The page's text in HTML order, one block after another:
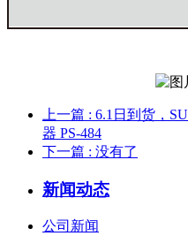
上一篇 : 6.1日到货，
器 PS-484
下一篇 : 没有了
新闻动态
公司新闻